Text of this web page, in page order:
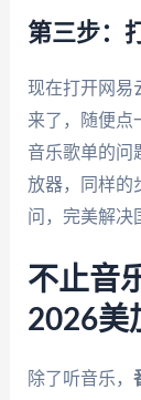
第三步：
现在打开网易
来了，随便
音乐歌单的问
放器，同样的
问，完美解决
不止音
2026美
除了听音乐，